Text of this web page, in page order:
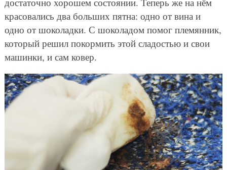
красовались два больших пятна: одно от вина и
одно от шоколадки. С шоколадом помог племянник,
который решил покормить этой сладостью и свои
машинки, и сам ковер.